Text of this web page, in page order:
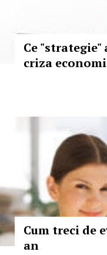
Ce
criza
Cum treci de
an